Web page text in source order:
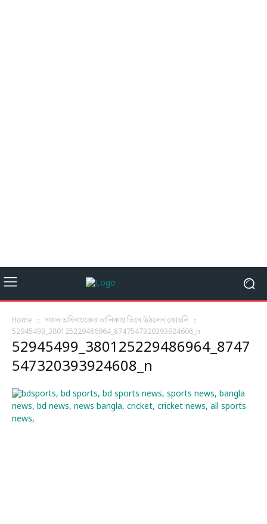
Home
সফল অধিনায়কের তালিকায় তিনে উঠলেন কোহলি
52945499_380125229486964_8747547320393924608_n
52945499_380125229486964_8747
547320393924608_n